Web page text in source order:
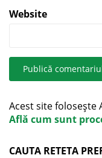
Website
Acest site folosește
Află cum sunt
CAUTA RETETA